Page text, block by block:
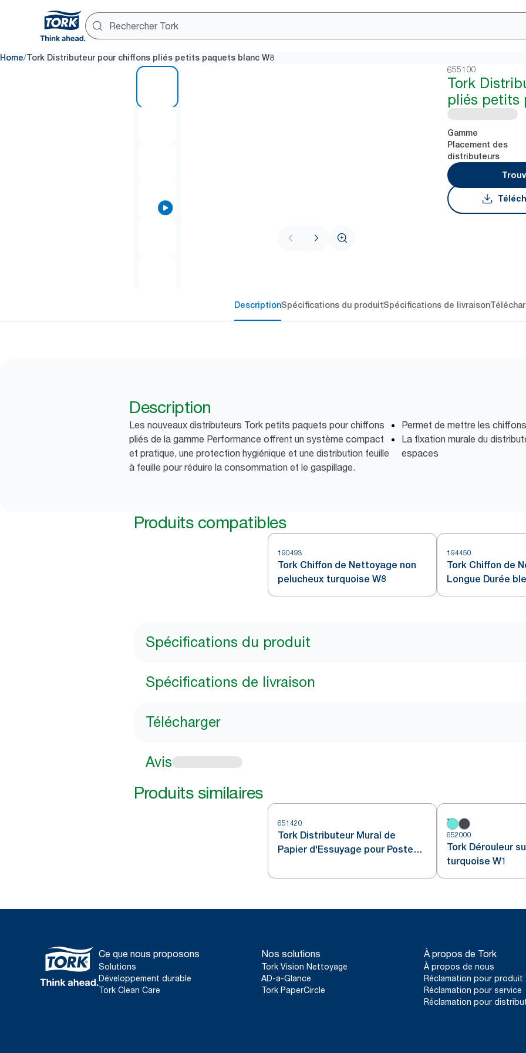
Home/Tork Distributeur pour chiffons pliés petits paquets blanc W8
655100
Tork
pliés petits
Gamme
Placement des
distributeurs
DescriptionSpécifications du produitSpécifications de livraison
Description
Les nouveaux distributeurs Tork petits paquets pour chiffons
pliés de la gamme Performance offrent un système compact
et pratique, une protection hygiénique et une distribution feuille
à feuille pour réduire la consommation et le gaspillage.
Permet de mettre les
La fixation murale du
espaces
Produits compatibles
190493
Tork Chiffon de Nettoyage non
pelucheux turquoise W8
194450
Tork Chiffon de
Longue Durée
Spécifications du produit
Spécifications de livraison
Télécharger
Avis
Produits similaires
651420
Tork Distributeur Mural de
Papier d'Essuyage pour Poste
W6
652000
Tork Dérouleur
turquoise W1
Ce que nous proposons
Solutions
Développement durable
Tork Clean Care
Nos solutions
Tork Vision Nettoyage
AD-a-Glance
Tork PaperCircle
À propos de Tork
À propos de nous
Réclamation pour produit
Réclamation pour service
Réclamation pour